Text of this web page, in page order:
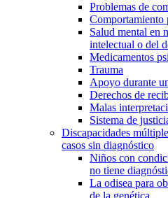
Problemas de
Comportamiento
Salud mental en
intelectual o del
Medicamentos
Trauma
Apoyo durante
Derechos de
Malas
Sistema de
Discapacidades
casos sin diagnóstico
Niños con
no tiene
La odisea para
de la genética